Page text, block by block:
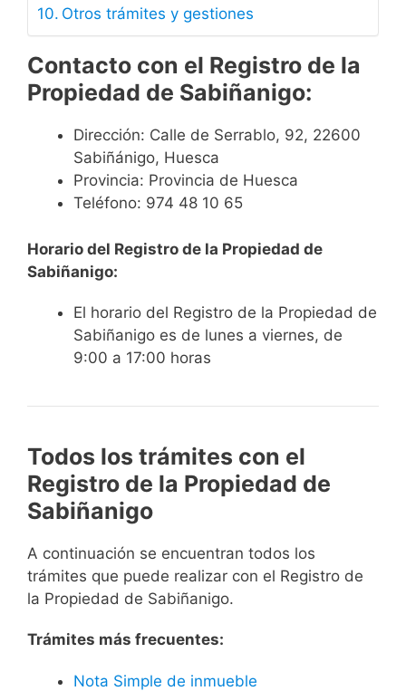
Otros trámites y gestiones
Contacto con el Registro de la
Propiedad de Sabiñanigo:
Dirección: Calle de Serrablo, 92, 22600
Sabiñánigo, Huesca
Provincia: Provincia de Huesca
Teléfono: 974 48 10 65
Horario del Registro de la Propiedad de
Sabiñanigo:
El horario del Registro de la Propiedad de
Sabiñanigo es de lunes a viernes, de
9:00 a 17:00 horas
Todos los trámites con el
Registro de la Propiedad de
Sabiñanigo
A continuación se encuentran todos los
trámites que puede realizar con el Registro de
la Propiedad de Sabiñanigo.
Trámites más frecuentes:
Nota Simple de inmueble